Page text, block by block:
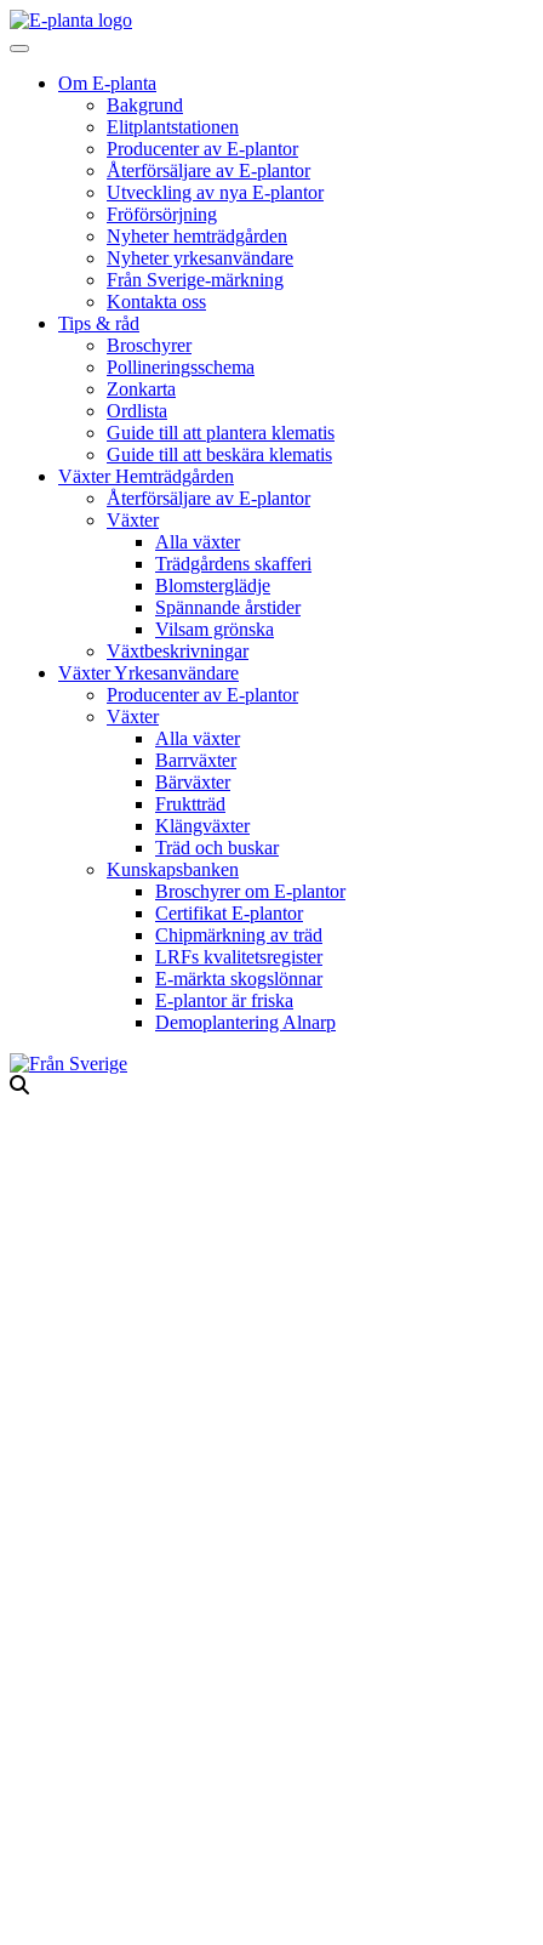
Hoppa till innehåll
Huvudnavigering
Om E-planta
Bakgrund
Elitplantstationen
Producenter av E-plantor
Återförsäljare av E-plantor
Utveckling av nya E-plantor
Fröförsörjning
Nyheter hemträdgården
Nyheter yrkesanvändare
Från Sverige-märkning
Kontakta oss
Tips & råd
Broschyrer
Pollineringsschema
Zonkarta
Ordlista
Guide till att plantera klematis
Guide till att beskära klematis
Växter Hemträdgården
Återförsäljare av E-plantor
Växter
Alla växter
Trädgårdens skafferi
Blomsterglädje
Spännande årstider
Vilsam grönska
Växtbeskrivningar
Växter Yrkesanvändare
Producenter av E-plantor
Växter
Alla växter
Barrväxter
Bärväxter
Fruktträd
Klängväxter
Träd och buskar
Kunskapsbanken
Broschyrer om E-plantor
Certifikat E-plantor
Chipmärkning av träd
LRFs kvalitetsregister
E-märkta skogslönnar
E-plantor är friska
Demoplantering Alnarp